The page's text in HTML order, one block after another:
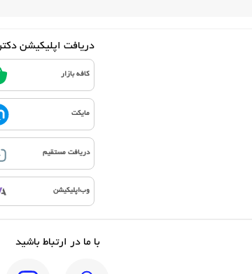
دریافت اپلیکیشن
کافه بازار
مایکت
دریافت مستقیم
وب‌اپلیکیشن
با ما در ارتباط باشید